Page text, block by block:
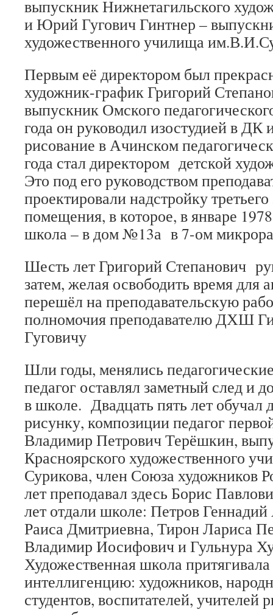
выпускник Нижнетагильского
и Юрий Гугович Гинтнер –
художественного училища
Первым её директором был
художник-график Григорий
выпускник Омского
года он руководил изостудией в ДК
рисование в Ачинском
года стал директором детской
Это под его руководством
проектировали надстройку
помещения, в которое, в январе
школа – в дом №13а в 7-ом
Шесть лет Григорий Степанович
затем, желая освободить время для
перешёл на преподавательскую
полномочия преподавателю ДХШ
Гуговичу
Шли годы, менялись
педагог оставлял заметный след и
в школе. Двадцать пять лет обучал
рисунку, композиции педагог
Владимир Петрович Терёшкин,
Красноярского художественного
Сурикова, член Союза художников
лет преподавал здесь Борис
лет отдали школе: Петров
Раиса Дмитриевна, Тирон Лариса
Владимир Иосифович и Гульнура
Художественная школа
интеллигенцию: художников,
студентов, воспитателей, учителей